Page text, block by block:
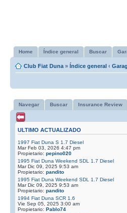
Home Índice general Buscar
Club Fiat Duna » Índice general ‹
Navegar Buscar Insurance Review
ULTIMO ACTUALIZADO
1997 Fiat Duna S 1.7 Diesel
Mar Feb 03, 2026 4:47 pm
Propietario: pepino020
1995 Fiat Duna Weekend SDL 1.7 Diesel
Mar Dic 09, 2025 9:53 am
Propietario: pandito
1995 Fiat Duna Weekend SDL 1.7 Diesel
Mar Dic 09, 2025 9:53 am
Propietario: pandito
1994 Fiat Duna SCR 1.6
Vie Sep 05, 2025 3:00 am
Propietario: Pablo74